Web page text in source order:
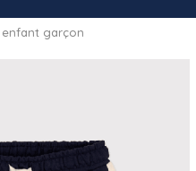
garçon